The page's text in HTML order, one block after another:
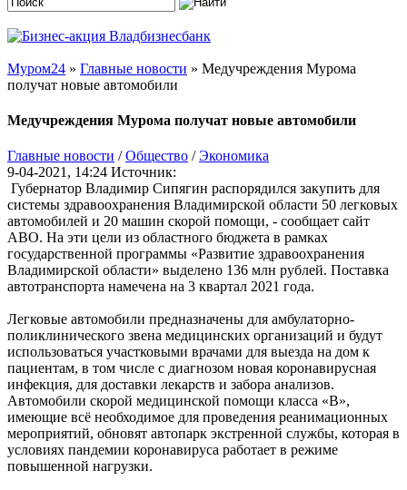
Муром24 » Главные новости » Медучреждения Мурома
получат новые автомобили
Медучреждения Мурома получат новые автомобили
Главные новости /Общество /Экономика
9-04-2021, 14:24 Источник:
Губернатор Владимир Сипягин распорядился закупить для
системы здравоохранения Владимирской области 50 легковых
автомобилей и 20 машин скорой помощи, - сообщает сайт
АВО. На эти цели из областного бюджета в рамках
государственной программы «Развитие здравоохранения
Владимирской области» выделено 136 млн рублей. Поставка
автотранспорта намечена на 3 квартал 2021 года.
Легковые автомобили предназначены для амбулаторно-
поликлинического звена медицинских организаций и будут
использоваться участковыми врачами для выезда на дом к
пациентам, в том числе с диагнозом новая коронавирусная
инфекция, для доставки лекарств и забора анализов.
Автомобили скорой медицинской помощи класса «В»,
имеющие всё необходимое для проведения реанимационных
мероприятий, обновят автопарк экстренной службы, которая в
условиях пандемии коронавируса работает в режиме
повышенной нагрузки.